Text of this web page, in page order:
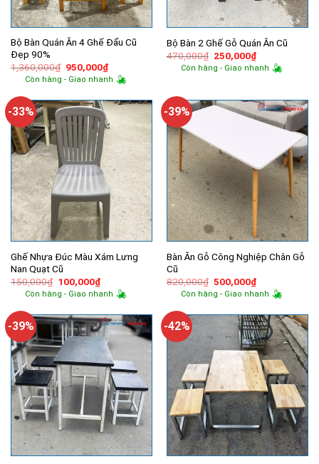
Bộ Bàn Quán Ăn 4 Ghế Đẩu Cũ
Đẹp 90%
1,360,000₫ Giá
gốc
là:
950,000₫Giá
hiện
tại
950,000₫.
Còn hàng - Giao nhanh
Bộ Bàn 2 Ghế Gỗ Quán Ăn Cũ
470,000₫ Giá
gốc
là:
250,000₫Giá
hiện
tại
Còn hàng - Giao nhanh
-33%
Ghế Nhựa Đúc Màu Xám Lưng
Nan Quạt Cũ
150,000₫ Giá
gốc
là:
100,000₫Giá
hiện
tại
100,000₫.
Còn hàng - Giao nhanh
-39%
Bàn Ăn Gỗ Công Nghiệp Chân Gỗ
Cũ
820,000₫ Giá
gốc
là:
500,000₫Giá
hiện
tại
500,000₫.
Còn hàng - Giao nhanh
-39% -42%